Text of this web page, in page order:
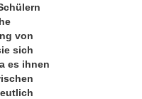
von
sich
es ihnen